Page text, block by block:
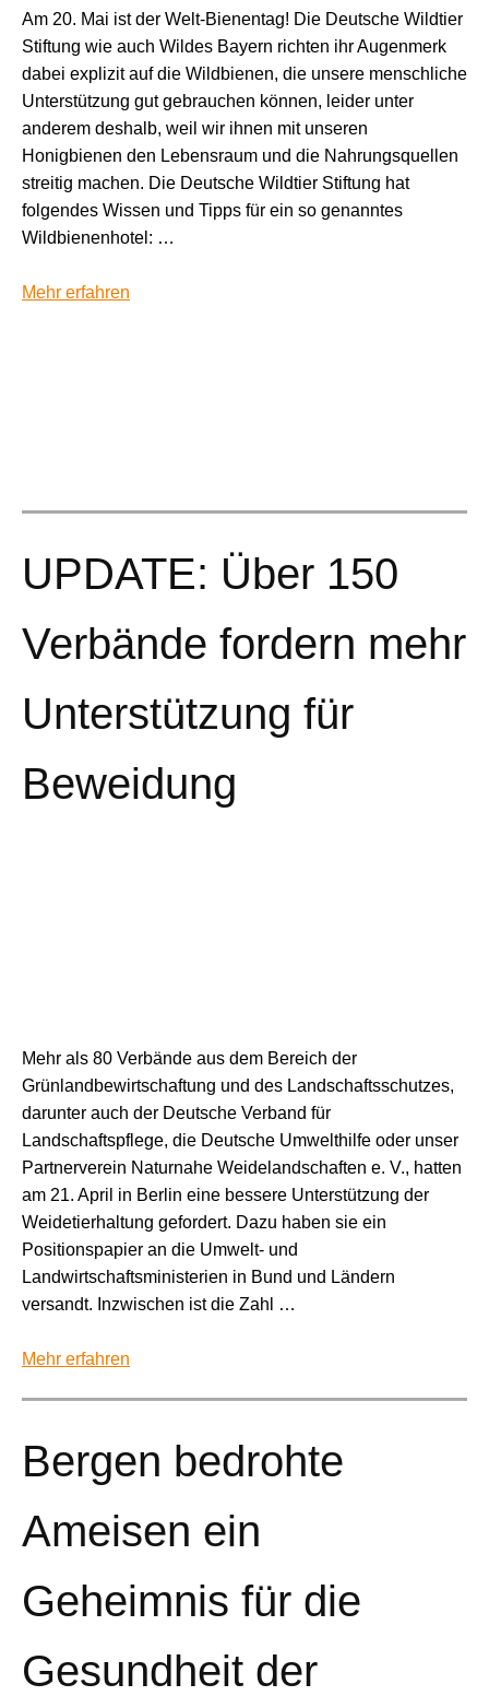
Am 20. Mai ist der Welt-Bienentag! Die Deutsche Wildtier
Stiftung wie auch Wildes Bayern richten ihr Augenmerk
dabei explizit auf die Wildbienen, die unsere menschliche
Unterstützung gut gebrauchen können, leider unter
anderem deshalb, weil wir ihnen mit unseren
Honigbienen den Lebensraum und die Nahrungsquellen
streitig machen. Die Deutsche Wildtier Stiftung hat
folgendes Wissen und Tipps für ein so genanntes
Wildbienenhotel: …
Mehr erfahren
UPDATE: Über 150
Verbände fordern mehr
Unterstützung für
Beweidung
Mehr als 80 Verbände aus dem Bereich der
Grünlandbewirtschaftung und des Landschaftsschutzes,
darunter auch der Deutsche Verband für
Landschaftspflege, die Deutsche Umwelthilfe oder unser
Partnerverein Naturnahe Weidelandschaften e. V., hatten
am 21. April in Berlin eine bessere Unterstützung der
Weidetierhaltung gefordert. Dazu haben sie ein
Positionspapier an die Umwelt- und
Landwirtschaftsministerien in Bund und Ländern
versandt. Inzwischen ist die Zahl …
Mehr erfahren
Bergen bedrohte
Ameisen ein
Geheimnis für die
Gesundheit der